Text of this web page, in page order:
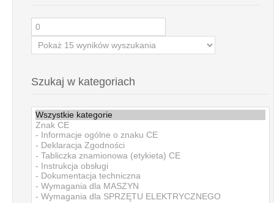
Szukaj w kategoriach